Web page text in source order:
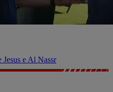
e Al Nassr